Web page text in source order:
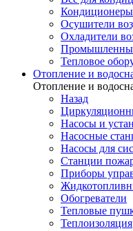
Кондиционеры
Осушители
Охладители
Тепловое
Отопление и
Отопление и
Назад
Насосы и
Насосные
Насосы для
Станции
Приборы
Обогреватели
Тепловые
Теплоизоляция